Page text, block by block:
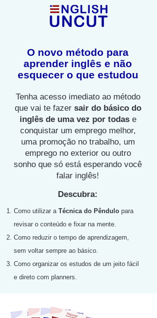
O novo método para
aprender inglês e não
esquecer o que estudou
Tenha acesso imediato ao método
que vai te fazer sair do básico do
inglês de uma vez por todase
conquistar um emprego melhor,
uma promoção no trabalho, um
emprego no exterior ou outro
sonho que só está esperando você
falar inglês!
Descubra:
Como utilizar a Técnica do Pêndulo para
revisar o conteúdo e fixar na mente.
Como reduzir o tempo de aprendizagem,
sem voltar sempre ao básico.
Como organizar os estudos de um jeito fácil
e direto com planners.